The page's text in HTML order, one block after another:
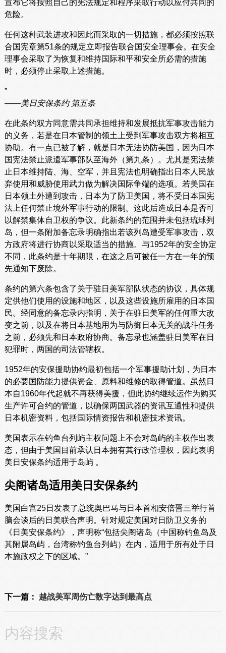
宣布它将按照自己的宪法规定和程序采取行动以应付共同的
危险。
任何这种武装进攻和因此而采取的一切措施，都必须按照联
合国宪章第51条的规定立即报告联合国安全理事会。在安全
理事会采取了为恢复和维持国际和平和安全所必需的措施
时，必须停止采取上述措施。
”
——美日安保条约 第五条
在此条约双方同意需共同承担维持和发展抵抗军事攻击能力
的义务，若是在日本管制的领土上受到军事攻击双方将相互
协助。有一点已被了解，就是日本无法协防美国，因为日本
国宪法禁止派遣军事部队至海外（第九条）。尤其是宪法禁
止日本维持陆、海、空军，并且宪法也明确指出日本人民放
弃使用和威胁使用武力做为解决国际争端的选项。若美国在
日本领土外遭到攻击，日本为了防卫美国，将不受日本国宪
法上任何禁止境外军事行动的限制。这此后造成日本是否可
以解禁集体自卫权的争议。此新条约的范围并未包括琉球列
岛，但一条附加备忘录明确指出若该列岛遭受军事攻击，双
方政府将进行协商以采取适当的措施。与1952年的安全协定
不同，此条约是十年期限，在这之后可被任一方在一年的预
先通知下废除。
条约的第六条包含了关于驻日美军部队状态的协议，具体规
定供他们使用的设施和地区，以及这些设施所雇用的日本国
民。经同意的备忘录内指明，关于在驻日美军的任何重大改
变之前，以及在将日本基地用为与防御日本无关的战斗任务
之前，必须先和日本政府协商。备忘录也涵盖驻日美军在日
犯罪时，两国的司法管辖权。
1952年的安保援助协约最初包括一个军事援助计划，为日本
的必要国防能力提供资金、原料和维修的取得管道。虽然日
本自1960年代起就不再获得美援，但此协约继续运作为购买
生产许可合约的管道，以确保两国武器的资讯互通性和提供
日本机密资料，包括国际情资报告和机密技术资讯。
美国表示在钓鱼台列屿主权问题上不会对岛屿的主权作出表
态，但由于美国目前承认日本拥有其行政管理权，因此表明
美日安保条约适用于岛屿 。
尖阁诸岛适用美日安保条约
美国白宫25日发表了总统奥巴马与日本首相安倍晋三举行首
脑会谈后的日美联合声明。针对规定美国对日防卫义务的
《日美安保条约》，声明称“包括尖阁诸岛（中国称钓鱼岛及
其附属岛屿，台湾称钓鱼台列屿）在内，适用于所有处于日
本施政权之下的区域。”
下一篇： 越战美军周伤亡数字达到最高点
内容搜索